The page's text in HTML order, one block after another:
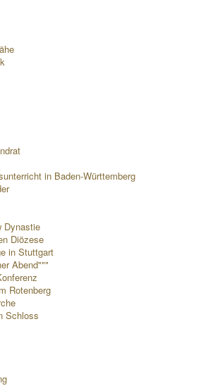
in Baden-Württemberg
Dynastie
Diözese
in Stuttgart
Abend"""
Rotenberg
Schloss